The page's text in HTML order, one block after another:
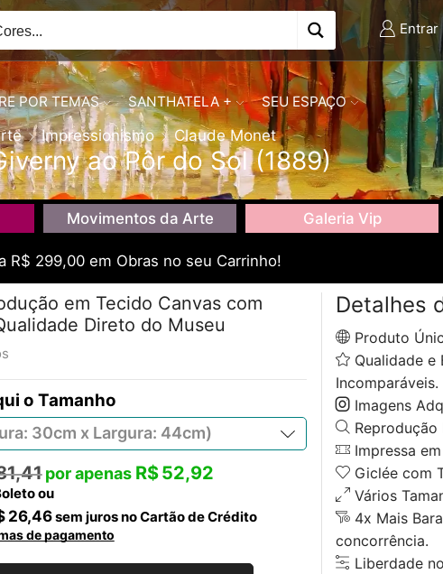
Entrar
POR TEMAS SANTHATELA + SEU ESPAÇO
Impressionismo Claude Monet
ao Pôr do Sol (1889)
Movimentos da Arte Galeria Vip
R$ 299,00 em Obras no seu Carrinho!
em Tecido Canvas com
Direto do Museu
Tamanho
R$52,92
ou
26,46sem juros no Cartão de Crédito
de pagamento
Detalhes
Produto
Qualidade e
Incomparáveis.
Imagens
Reprodução
Impressa em
Giclée com
Vários
4x Mais
concorrência.
Liberdade